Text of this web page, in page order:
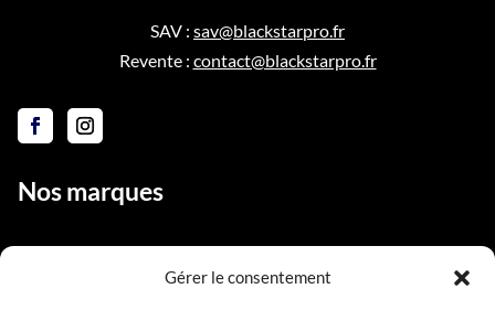
Gérer le consentement
SAV : sav@blackstarpro.fr
Revente : contact@blackstarpro.fr
Nos marques